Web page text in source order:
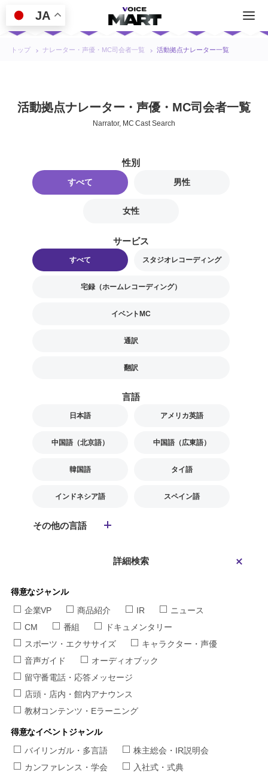
トップ ナレーター・声優・MC司会者一覧 活動拠点ナレーター一覧
活動拠点ナレーター・声優・MC司会者一覧
Narrator, MC Cast Search
性別
すべて 男性
女性
サービス
すべて スタジオレコーディング
宅録（ホームレコーディング）
イベントMC
通訳
翻訳
言語
日本語 アメリカ英語
中国語（北京語） 中国語（広東語）
韓国語 タイ語
インドネシア語 スペイン語
その他の言語
詳細検索
得意なジャンル
企業VP
商品紹介 IR
ニュース
CM
番組
ドキュメンタリー
スポーツ・エクササイズ
キャラクター・声優
音声ガイド
オーディオブック
留守番電話・応答メッセージ
店頭・店内・館内アナウンス
教材コンテンツ・Eラーニング
得意なイベントジャンル
バイリンガル・多言語
株主総会・IR説明会
カンファレンス・学会
入社式・式典
JA